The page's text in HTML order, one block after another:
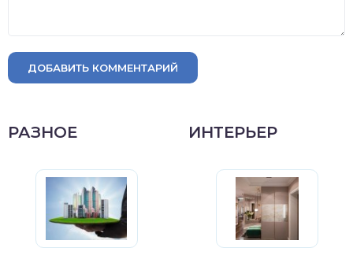
ДОБАВИТЬ КОММЕНТАРИЙ
РАЗНОЕ ИНТЕРЬЕР